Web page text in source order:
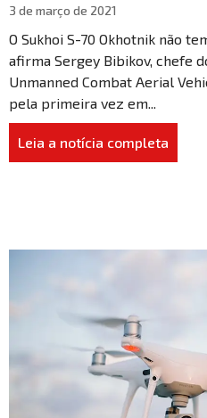
3 de março de 2021
O Sukhoi S-70 Okhotnik não
afirma Sergey Bibikov, chefe
Unmanned Combat Aerial
pela primeira vez em...
Leia a notícia completa